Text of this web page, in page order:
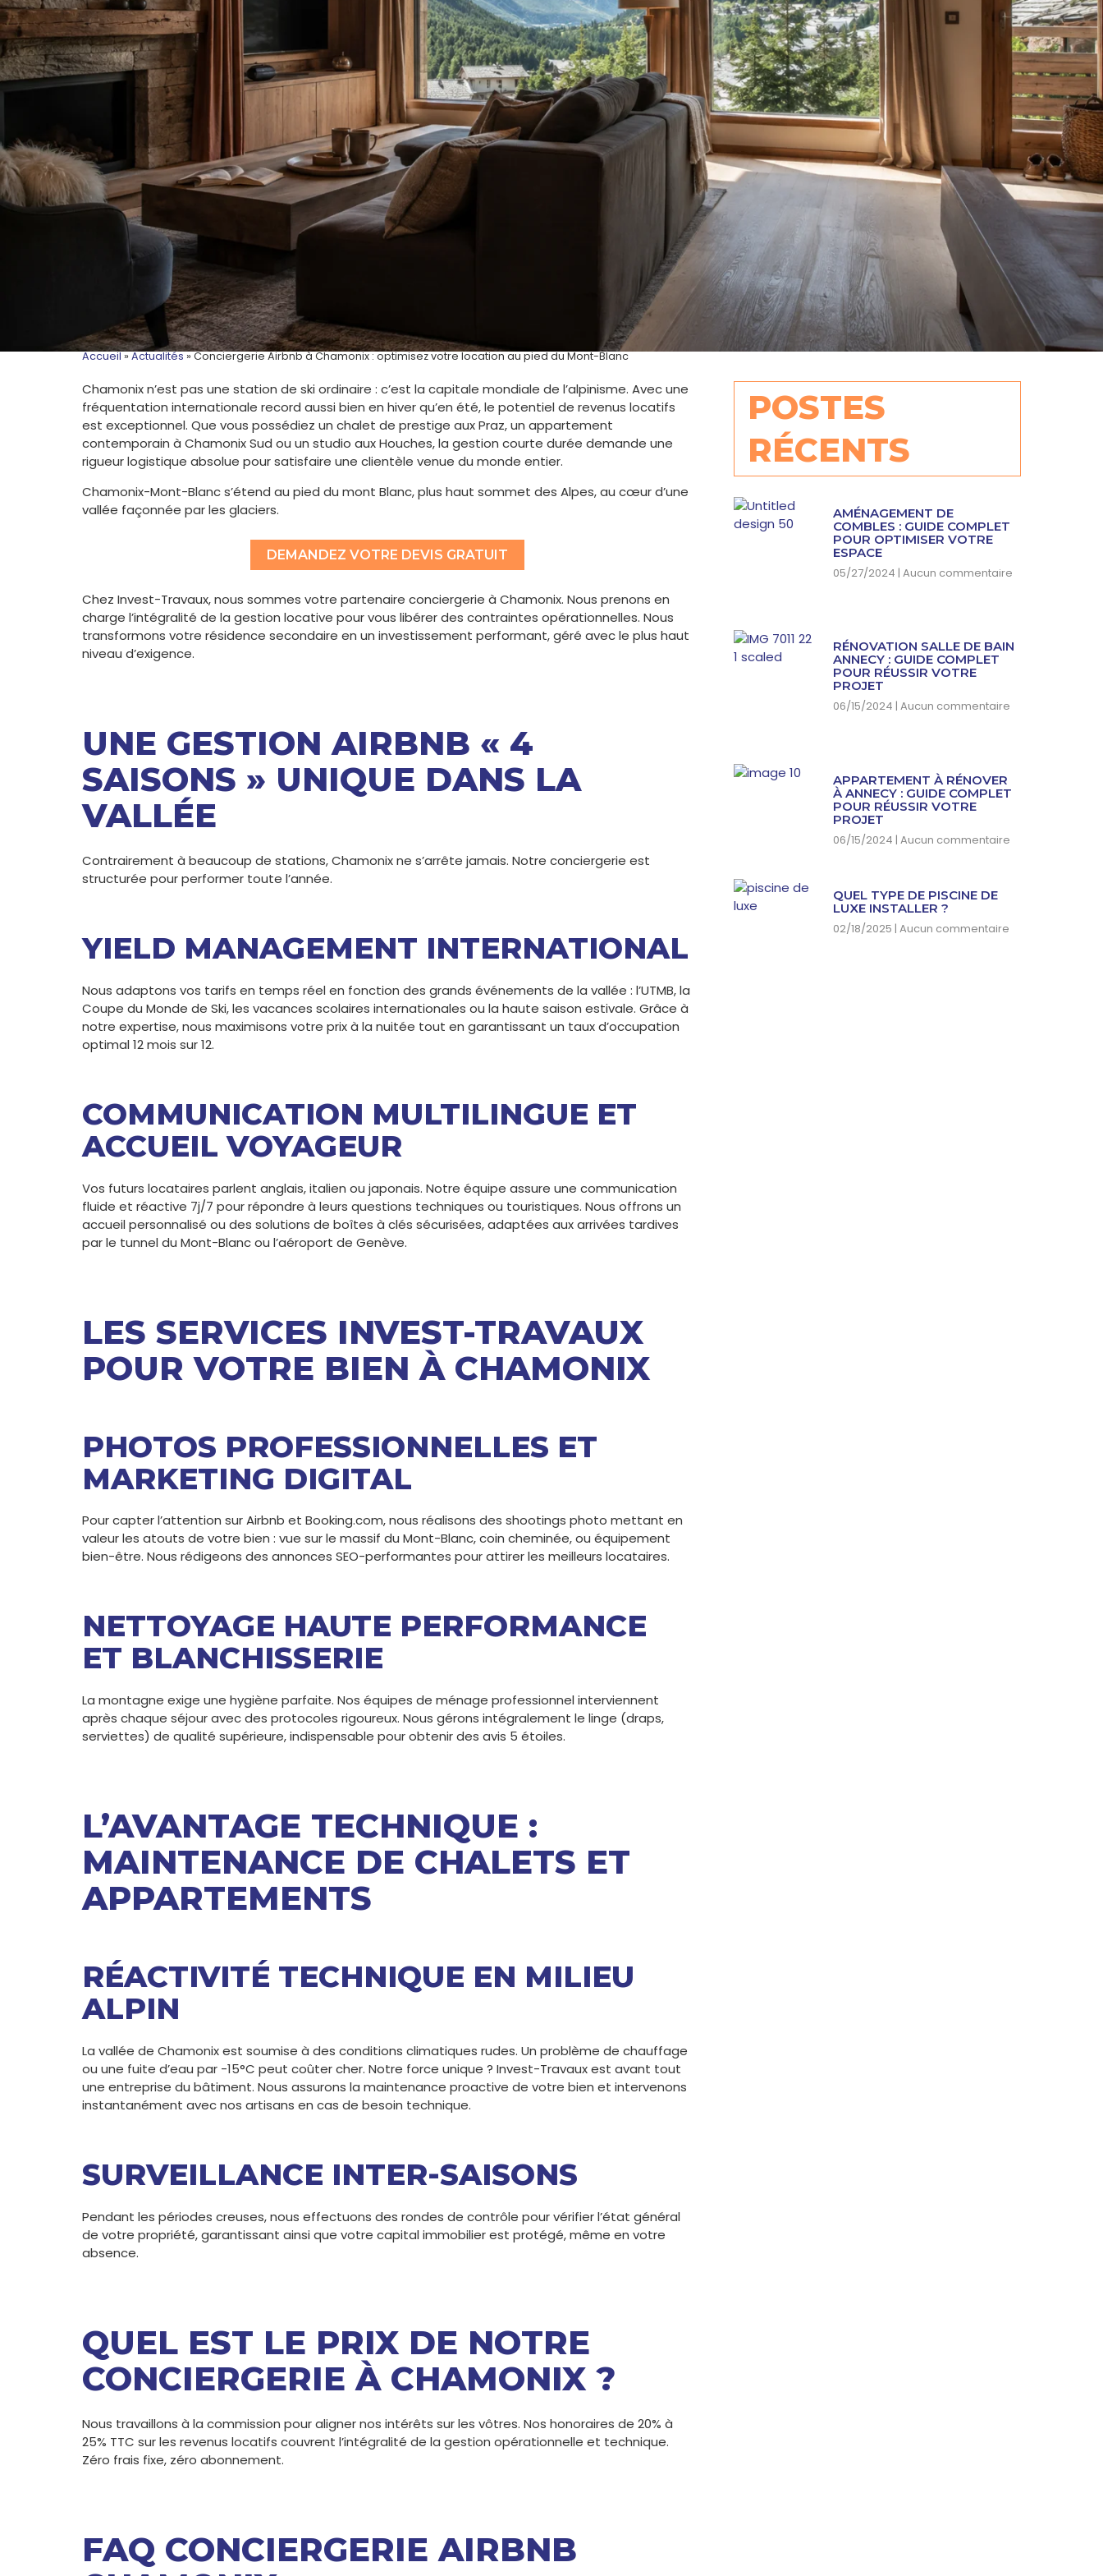
Accueil»Actualités»Conciergerie Airbnb à Chamonix : optimisez votre location au pied du Mont-Blanc
Chamonix n’est pas une station de ski ordinaire : c’est la capitale mondiale de l’alpinisme. Avec une
fréquentation internationale record aussi bien en hiver qu’en été, le potentiel de revenus locatifs
est exceptionnel. Que vous possédiez un chalet de prestige aux Praz, un appartement
contemporain à Chamonix Sud ou un studio aux Houches, la gestion courte durée demande une
rigueur logistique absolue pour satisfaire une clientèle venue du monde entier.
Chamonix-Mont-Blanc s’étend au pied du mont Blanc, plus haut sommet des Alpes, au cœur d’une
vallée façonnée par les glaciers.
DEMANDEZ VOTRE DEVIS GRATUIT
Chez Invest-Travaux, nous sommes votre partenaire conciergerie à Chamonix. Nous prenons en
charge l’intégralité de la gestion locative pour vous libérer des contraintes opérationnelles. Nous
transformons votre résidence secondaire en un investissement performant, géré avec le plus haut
niveau d’exigence.
UNE GESTION AIRBNB « 4
SAISONS » UNIQUE DANS LA
VALLÉE
Contrairement à beaucoup de stations, Chamonix ne s’arrête jamais. Notre conciergerie est
structurée pour performer toute l’année.
YIELD MANAGEMENT INTERNATIONAL
Nous adaptons vos tarifs en temps réel en fonction des grands événements de la vallée : l’UTMB, la
Coupe du Monde de Ski, les vacances scolaires internationales ou la haute saison estivale. Grâce à
notre expertise, nous maximisons votre prix à la nuitée tout en garantissant un taux d’occupation
optimal 12 mois sur 12.
COMMUNICATION MULTILINGUE ET
ACCUEIL VOYAGEUR
Vos futurs locataires parlent anglais, italien ou japonais. Notre équipe assure une communication
fluide et réactive 7j/7 pour répondre à leurs questions techniques ou touristiques. Nous offrons un
accueil personnalisé ou des solutions de boîtes à clés sécurisées, adaptées aux arrivées tardives
par le tunnel du Mont-Blanc ou l’aéroport de Genève.
LES SERVICES INVEST-TRAVAUX
POUR VOTRE BIEN À CHAMONIX
PHOTOS PROFESSIONNELLES ET
MARKETING DIGITAL
Pour capter l’attention sur Airbnb et Booking.com, nous réalisons des shootings photo mettant en
valeur les atouts de votre bien : vue sur le massif du Mont-Blanc, coin cheminée, ou équipement
bien-être. Nous rédigeons des annonces SEO-performantes pour attirer les meilleurs locataires.
NETTOYAGE HAUTE PERFORMANCE
ET BLANCHISSERIE
La montagne exige une hygiène parfaite. Nos équipes de ménage professionnel interviennent
après chaque séjour avec des protocoles rigoureux. Nous gérons intégralement le linge (draps,
serviettes) de qualité supérieure, indispensable pour obtenir des avis 5 étoiles.
L’AVANTAGE TECHNIQUE :
MAINTENANCE DE CHALETS ET
APPARTEMENTS
RÉACTIVITÉ TECHNIQUE EN MILIEU
ALPIN
La vallée de Chamonix est soumise à des conditions climatiques rudes. Un problème de chauffage
ou une fuite d’eau par -15°C peut coûter cher. Notre force unique ? Invest-Travaux est avant tout
une entreprise du bâtiment. Nous assurons la maintenance proactive de votre bien et intervenons
instantanément avec nos artisans en cas de besoin technique.
SURVEILLANCE INTER-SAISONS
Pendant les périodes creuses, nous effectuons des rondes de contrôle pour vérifier l’état général
de votre propriété, garantissant ainsi que votre capital immobilier est protégé, même en votre
absence.
QUEL EST LE PRIX DE NOTRE
CONCIERGERIE À CHAMONIX ?
Nous travaillons à la commission pour aligner nos intérêts sur les vôtres. Nos honoraires de 20% à
25% TTC sur les revenus locatifs couvrent l’intégralité de la gestion opérationnelle et technique.
Zéro frais fixe, zéro abonnement.
FAQ CONCIERGERIE AIRBNB
POSTES
RÉCENTS
AMÉNAGEMENT DE
COMBLES : GUIDE COMPLET
POUR OPTIMISER VOTRE
ESPACE
05/27/2024 Aucun commentaire
RÉNOVATION SALLE DE BAIN
ANNECY : GUIDE COMPLET
POUR RÉUSSIR VOTRE
PROJET
06/15/2024 Aucun commentaire
APPARTEMENT À RÉNOVER
À ANNECY : GUIDE COMPLET
POUR RÉUSSIR VOTRE
PROJET
06/15/2024 Aucun commentaire
QUEL TYPE DE PISCINE DE
LUXE INSTALLER ?
02/18/2025 Aucun commentaire